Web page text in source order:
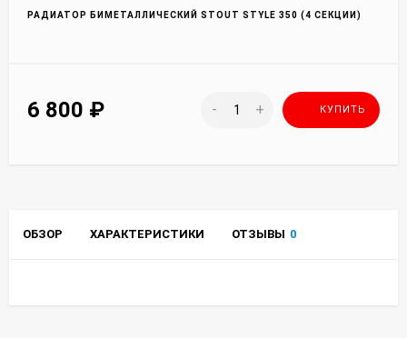
РАДИАТОР БИМЕТАЛЛИЧЕСКИЙ STOUT STYLE 350 (4 СЕКЦИИ)
6 800 ₽ - + КУПИТЬ
ОБЗОР ХАРАКТЕРИСТИКИ ОТЗЫВЫ 0